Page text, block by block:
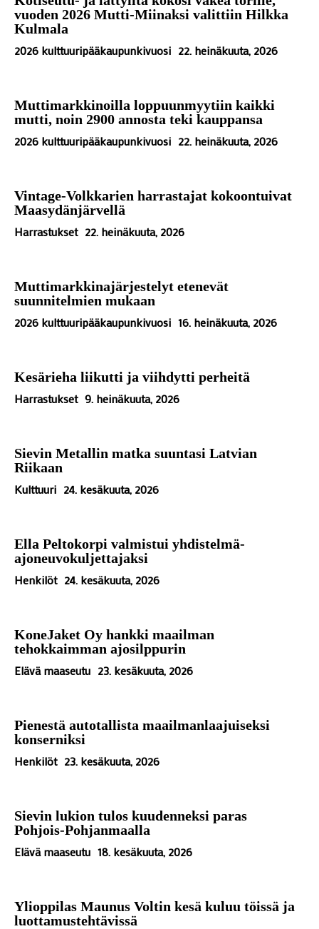
vuoden 2026 Mutti-Miinaksi valittiin Hilkka
Kulmala
2026 kulttuuripääkaupunkivuosi 22. heinäkuuta, 2026
Muttimarkkinoilla loppuunmyytiin kaikki
mutti, noin 2900 annosta teki kauppansa
2026 kulttuuripääkaupunkivuosi 22. heinäkuuta, 2026
Vintage-Volkkarien harrastajat kokoontuivat
Maasydänjärvellä
Harrastukset 22. heinäkuuta, 2026
Muttimarkkinajärjestelyt etenevät
suunnitelmien mukaan
2026 kulttuuripääkaupunkivuosi 16. heinäkuuta, 2026
Kesärieha liikutti ja viihdytti perheitä
Harrastukset 9. heinäkuuta, 2026
Sievin Metallin matka suuntasi Latvian
Riikaan
Kulttuuri 24. kesäkuuta, 2026
Ella Peltokorpi valmistui yhdistelmä-
ajoneuvokuljettajaksi
Henkilöt 24. kesäkuuta, 2026
KoneJaket Oy hankki maailman
tehokkaimman ajosilppurin
Elävä maaseutu 23. kesäkuuta, 2026
Pienestä autotallista maailmanlaajuiseksi
konserniksi
Henkilöt 23. kesäkuuta, 2026
Sievin lukion tulos kuudenneksi paras
Pohjois-Pohjanmaalla
Elävä maaseutu 18. kesäkuuta, 2026
Ylioppilas Maunus Voltin kesä kuluu töissä ja
luottamustehtävissä